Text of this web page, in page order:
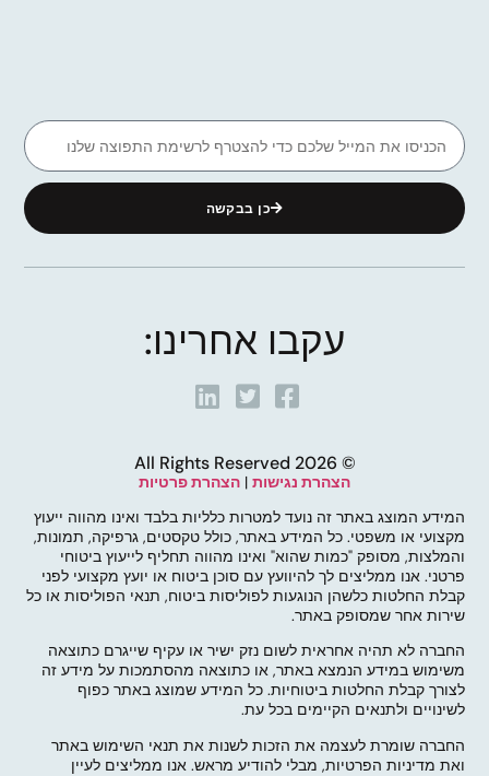
כן בבקשה
עקבו אחרינו:
© 2026 All Rights Reserved
הצהרת נגישות | הצהרת פרטיות
המידע המוצג באתר זה נועד למטרות כלליות בלבד ואינו מהווה ייעוץ
מקצועי או משפטי. כל המידע באתר, כולל טקסטים, גרפיקה, תמונות,
והמלצות, מסופק "כמות שהוא" ואינו מהווה תחליף לייעוץ ביטוחי
פרטני. אנו ממליצים לך להיוועץ עם סוכן ביטוח או יועץ מקצועי לפני
קבלת החלטות כלשהן הנוגעות לפוליסות ביטוח, תנאי הפוליסות או כל
שירות אחר שמסופק באתר.
החברה לא תהיה אחראית לשום נזק ישיר או עקיף שייגרם כתוצאה
משימוש במידע הנמצא באתר, או כתוצאה מהסתמכות על מידע זה
לצורך קבלת החלטות ביטוחיות. כל המידע שמוצג באתר כפוף
לשינויים ולתנאים הקיימים בכל עת.
החברה שומרת לעצמה את הזכות לשנות את תנאי השימוש באתר
ואת מדיניות הפרטיות, מבלי להודיע מראש. אנו ממליצים לעיין